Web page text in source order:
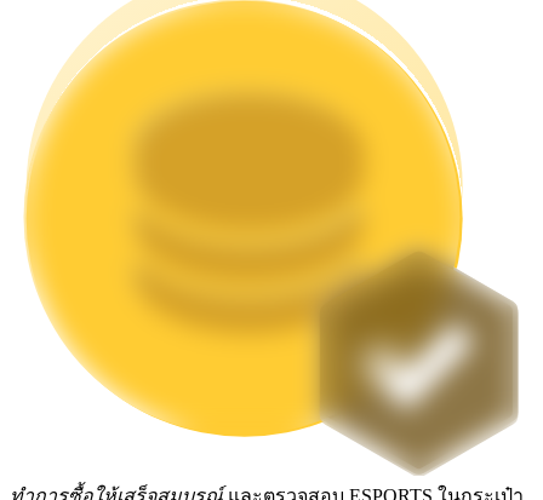
Launchpool
การเซ้งแบบยืดหยุ่นเพื่อรับโทเคนยอดนิยม
การล็อค BTR
การลงทุนพิเศษสำหรับผู้ถือ BTR
ทำการซื้อให้เสร็จสมบูรณ์และตรวจสอบ ESPORTS ในกระเป๋า